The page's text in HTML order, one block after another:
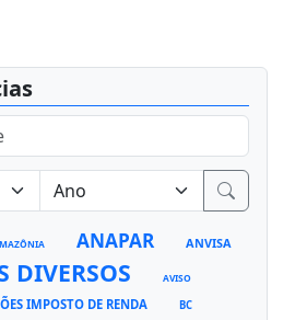
ANAPAR ANVISA
DIVERSOS AVISO
IMPOSTO DE RENDA BC